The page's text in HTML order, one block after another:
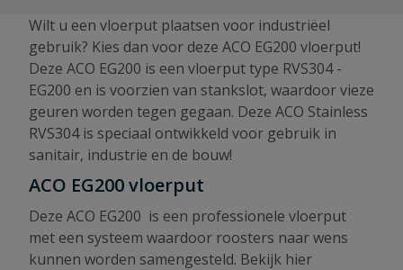
Wilt u een vloerput plaatsen voor industriëel
gebruik? Kies dan voor deze ACO EG200 vloerput!
Deze ACO EG200 is een vloerput type RVS304 -
EG200 en is voorzien van stankslot, waardoor vieze
geuren worden tegen gegaan. Deze ACO Stainless
RVS304 is speciaal ontwikkeld voor gebruik in
sanitair, industrie en de bouw!
ACO EG200 vloerput
Deze ACO EG200 is een professionele vloerput
met een systeem waardoor roosters naar wens
kunnen worden samengesteld. Bekijk hier